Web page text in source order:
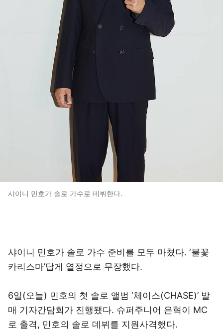
샤이니 민호가 솔로 가수로 데뷔한다.
샤이니 민호가 솔로 가수 준비를 모두 마쳤다. ‘불꽃
카리스마’답게 열정으로 무장했다.
6일(오늘) 민호의 첫 솔로 앨범 ‘체이스(CHASE)’ 발
매 기자간담회가 진행됐다. 슈퍼주니어 은혁이 MC
로 출격, 민호의 솔로 데뷔를 지원사격했다.